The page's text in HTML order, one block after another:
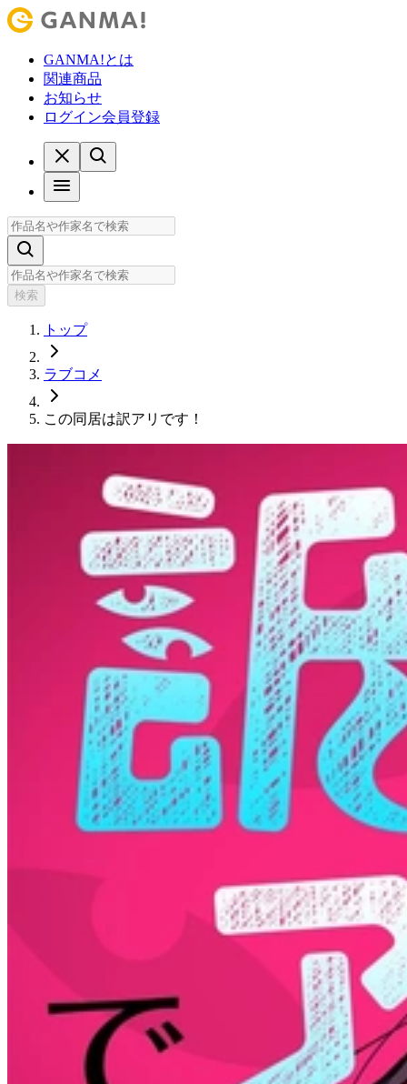
GANMA!とは
関連商品
お知らせ
ログイン会員登録
検索
トップ
ラブコメ
この同居は訳アリです！